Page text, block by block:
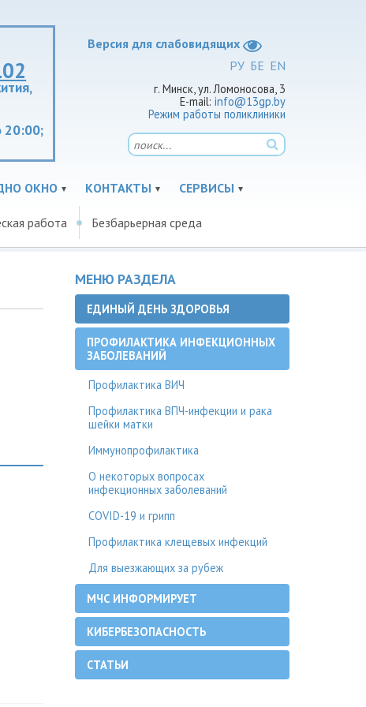
Версия для слабовидящих
РУ БЕ EN
г. Минск, ул. Ломоносова, 3
E-mail: info@13gp.by
Режим работы поликлиники
20:00;
ОКНО КОНТАКТЫ СЕРВИСЫ
работа Безбарьерная среда
МЕНЮ РАЗДЕЛА
ЕДИНЫЙ ДЕНЬ ЗДОРОВЬЯ
ПРОФИЛАКТИКА ИНФЕКЦИОННЫХ
ЗАБОЛЕВАНИЙ
Профилактика ВИЧ
Профилактика ВПЧ-инфекции и рака
шейки матки
Иммунопрофилактика
О некоторых вопросах
инфекционных заболеваний
COVID-19 и грипп
Профилактика клещевых инфекций
Для выезжающих за рубеж
МЧС ИНФОРМИРУЕТ
КИБЕРБЕЗОПАСНОСТЬ
СТАТЬИ